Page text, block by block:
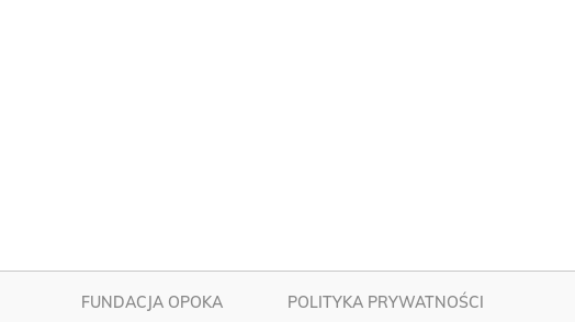
FUNDACJA OPOKA POLITYKA PRYWATNOŚCI